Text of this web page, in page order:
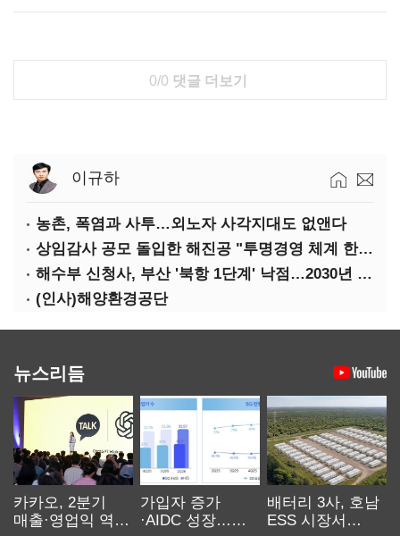
0/0 댓글 더보기
이규하
농촌, 폭염과 사투…외노자 사각지대도 없앤다
상임감사 공모 돌입한 해진공 "투명경영 체계 한층 강화"
해수부 신청사, 부산 '북항 1단계' 낙점…2030년 완공 목표
(인사)해양환경공단
뉴스리듬
카카오, 2분기
매출·영업익 역대
가입자 증가
·AIDC 성장…
배터리 3사, 호남
ESS 시장서